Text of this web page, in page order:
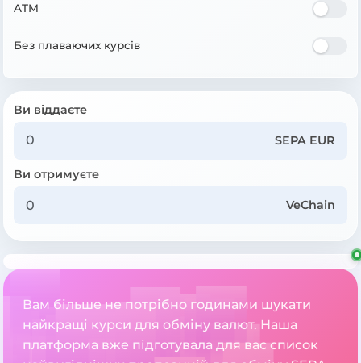
ATM
Без плаваючих курсів
Ви віддаєте
SEPA EUR
Ви отримуєте
VeChain
Вам більше не потрібно годинами шукати
найкращі курси для обміну валют. Наша
платформа вже підготувала для вас список